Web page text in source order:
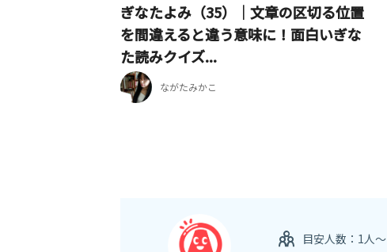
ぎなたよみ（35）｜文章の区切る位置
を間違えると違う意味に！面白いぎな
た読みクイズ...
ながたみかこ
目安人数：1人～